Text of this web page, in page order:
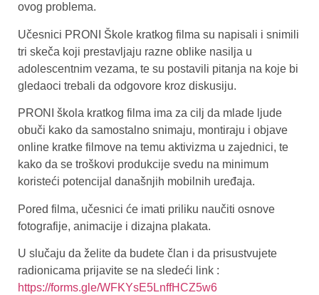
ovog problema.
Učesnici PRONI Škole kratkog filma su napisali i snimili
tri skeča koji prestavljaju razne oblike nasilja u
adolescentnim vezama, te su postavili pitanja na koje bi
gledaoci trebali da odgovore kroz diskusiju.
PRONI škola kratkog filma ima za cilj da mlade ljude
obuči kako da samostalno snimaju, montiraju i objave
online kratke filmove na temu aktivizma u zajednici, te
kako da se troškovi produkcije svedu na minimum
koristeći potencijal današnjih mobilnih uređaja.
Pored filma, učesnici će imati priliku naučiti osnove
fotografije, animacije i dizajna plakata.
U slučaju da želite da budete član i da prisustvujete
radionicama prijavite se na sledeći link :
https://forms.gle/WFKYsE5LnffHCZ5w6